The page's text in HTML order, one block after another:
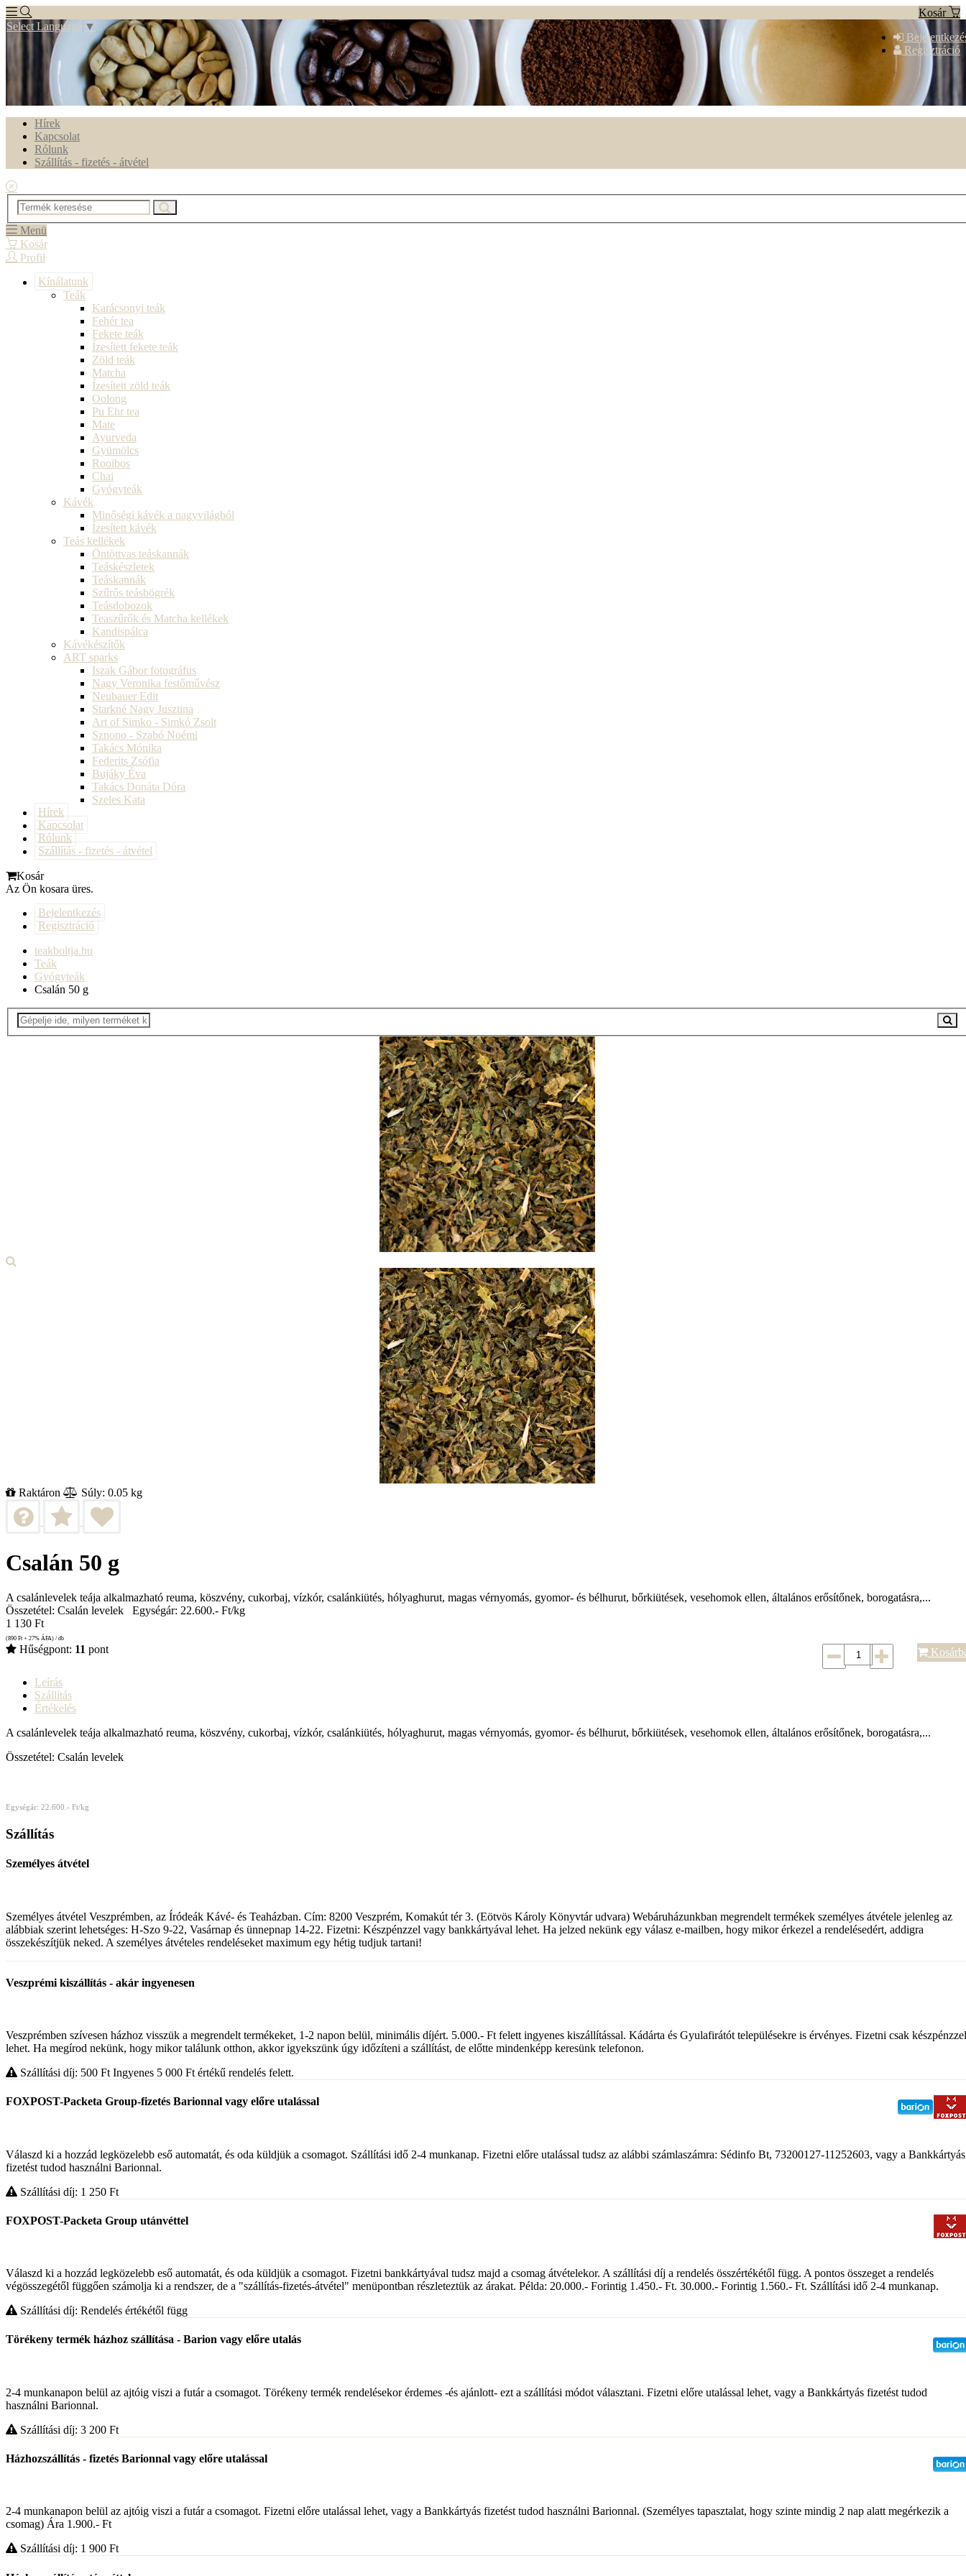
Kosár
Regisztráció
Select Language ▼
Hírek
Kapcsolat
Rólunk
Szállítás - fizetés - átvétel
Menü
Kosár
Profil
Kínálatunk
Teák
Karácsonyi teák
Fehér tea
Fekete teák
Ízesített fekete teák
Zöld teák
Matcha
Ízesített zöld teák
Oolong
Pu Ehr tea
Mate
Ayurveda
Gyümölcs
Rooibos
Chai
Gyógyteák
Kávék
Minőségi kávék a nagyvilágból
Ízesített kávék
Teás kellékek
Öntöttvas teáskannák
Teáskészletek
Teáskannák
Szűrős teásbögrék
Teásdobozok
Teaszűrők és Matcha kellékek
Kandispálca
Kávékészítők
ART sparks
Iszak Gábor fotográfus
Nagy Veronika festőművész
Neubauer Edit
Starkné Nagy Jusztina
Art of Simko - Simkó Zsolt
Sznono - Szabó Noémi
Takács Mónika
Federits Zsófia
Bujáky Éva
Takács Donáta Dóra
Szeles Kata
Hírek
Kapcsolat
Rólunk
Szállítás - fizetés - átvétel
Kosár
Az Ön kosara üres.
Bejelentkezés
Regisztráció
teakboltja.hu
Teák
Gyógyteák
Csalán 50 g
Raktáron Súly: 0.05 kg
Csalán 50 g
A csalánlevelek teája alkalmazható reuma, köszvény, cukorbaj, vízkór, csalánkiütés, hólyaghurut, magas vérnyomás, gyomor- és bélhurut, bőrkiütések, vesehomok ellen, általános erősítőnek, borogatásra,...
Összetétel: Csalán levelek Egységár: 22.600.- Ft/kg
1 130 Ft
(890 Ft + 27% ÁFA) / db
Hűségpont: 11 pont
Leírás
Szállítás
Értékelés
A csalánlevelek teája alkalmazható reuma, köszvény, cukorbaj, vízkór, csalánkiütés, hólyaghurut, magas vérnyomás, gyomor- és bélhurut, bőrkiütések, vesehomok ellen, általános erősítőnek, borogatásra,...
Összetétel: Csalán levelek
Egységár: 22.600.- Ft/kg
Szállítás
Személyes átvétel
Személyes átvétel Veszprémben, az Íródeák Kávé- és Teaházban. Cím: 8200 Veszprém, Komakút tér 3. (Eötvös Károly Könyvtár udvara) Webáruházunkban megrendelt termékek személyes átvétele jelenleg az
alábbiak szerint lehetséges: H-Szo 9-22, Vasárnap és ünnepnap 14-22. Fizetni: Készpénzzel vagy bankkártyával lehet. Ha jelzed nekünk egy válasz e-mailben, hogy mikor érkezel a rendelésedért, addigra
összekészítjük neked. A személyes átvételes rendeléseket maximum egy hétig tudjuk tartani!
Veszprémi kiszállítás - akár ingyenesen
Veszprémben szívesen házhoz visszük a megrendelt termékeket, 1-2 napon belül, minimális díjért. 5.000.- Ft felett ingyenes kiszállítással. Kádárta és Gyulafirátót településekre is érvényes. Fizetni csak készpénzzel
lehet. Ha megírod nekünk, hogy mikor találunk otthon, akkor igyekszünk úgy időzíteni a szállítást, de előtte mindenképp keresünk telefonon.
Szállítási díj: 500 Ft Ingyenes 5 000 Ft értékű rendelés felett.
FOXPOST-Packeta Group-fizetés Barionnal vagy előre utalással
Válaszd ki a hozzád legközelebb eső automatát, és oda küldjük a csomagot. Szállítási idő 2-4 munkanap. Fizetni előre utalással tudsz az alábbi számlaszámra: Sédinfo Bt, 73200127-11252603, vagy a Bankkártyás
fizetést tudod használni Barionnal.
Szállítási díj: 1 250 Ft
FOXPOST-Packeta Group utánvéttel
Válaszd ki a hozzád legközelebb eső automatát, és oda küldjük a csomagot. Fizetni bankkártyával tudsz majd a csomag átvételekor. A szállítási díj a rendelés összértékétől függ. A pontos összeget a rendelés
végösszegétől függően számolja ki a rendszer, de a "szállítás-fizetés-átvétel" menüpontban részleteztük az árakat. Példa: 20.000.- Forintig 1.450.- Ft. 30.000.- Forintig 1.560.- Ft. Szállítási idő 2-4 munkanap.
Szállítási díj: Rendelés értékétől függ
Törékeny termék házhoz szállítása - Barion vagy előre utalás
2-4 munkanapon belül az ajtóig viszi a futár a csomagot. Törékeny termék rendelésekor érdemes -és ajánlott- ezt a szállítási módot választani. Fizetni előre utalással lehet, vagy a Bankkártyás fizetést tudod
használni Barionnal.
Szállítási díj: 3 200 Ft
Házhozszállítás - fizetés Barionnal vagy előre utalással
2-4 munkanapon belül az ajtóig viszi a futár a csomagot. Fizetni előre utalással lehet, vagy a Bankkártyás fizetést tudod használni Barionnal. (Személyes tapasztalat, hogy szinte mindig 2 nap alatt megérkezik a
csomag) Ára 1.900.- Ft
Szállítási díj: 1 900 Ft